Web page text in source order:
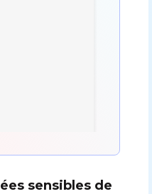
sensibles de